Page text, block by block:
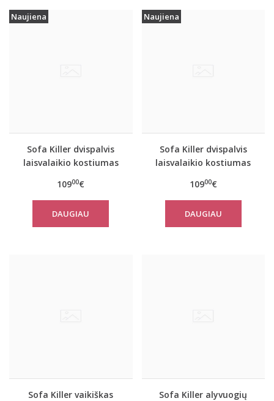
Naujiena
Sofa Killer dvispalvis
laisvalaikio kostiumas
10900€
DAUGIAU
Naujiena
Sofa Killer dvispalvis
laisvalaikio kostiumas
kelnėmis
10900€
DAUGIAU
Sofa Killer vaikiškas
Sofa Killer alyvuogių